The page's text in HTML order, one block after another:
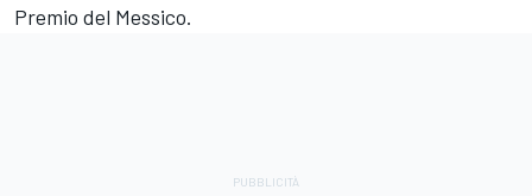
Premio del Messico.